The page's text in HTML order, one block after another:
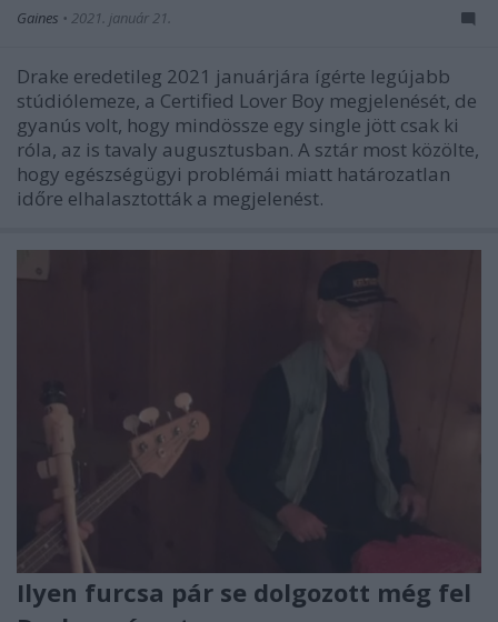
Gaines • 2021. január 21.
Drake eredetileg 2021 januárjára ígérte legújabb
stúdiólemeze, a Certified Lover Boy megjelenését, de
gyanús volt, hogy mindössze egy single jött csak ki
róla, az is tavaly augusztusban. A sztár most közölte,
hogy egészségügyi problémái miatt határozatlan
időre elhalasztották a megjelenést.
Ilyen furcsa pár se dolgozott még fel